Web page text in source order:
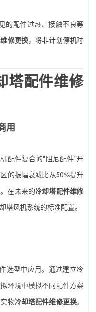
的配件过热、接触不良等
修更换，将非计划停机时
塔配件维修
用
配件复合的"阻尼配件"开
的振幅衰减比从50%提升
在未来的冷却塔配件维修
塔风机系统的标准配置。
选型中应用。通过建立冷
环境中模拟不同配件方案
物冷却塔配件维修更换。